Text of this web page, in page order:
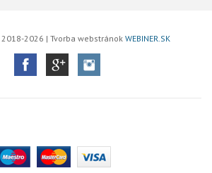
2018-2026 | Tvorba webstránok WEBINER.SK